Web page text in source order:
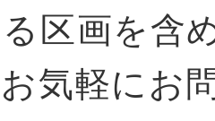
区画を含
気軽にお